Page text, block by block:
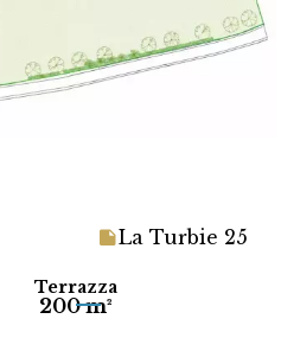
La Turbie 25
Terrazza
200 m²